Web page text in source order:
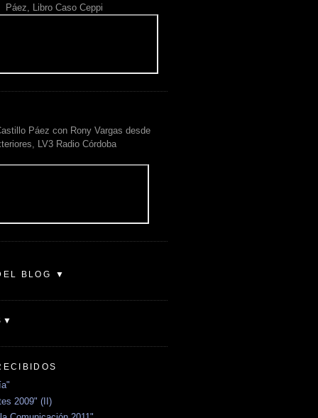
Páez, Libro Caso Ceppi
Páez con Rony Vargas desde
LV3 Radio Córdoba
BLOG ▼
2009" (II)